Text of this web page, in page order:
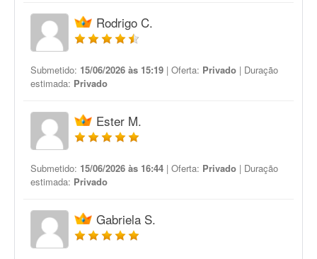
Rodrigo C.
Submetido: 15/06/2026 às 15:19 | Oferta: Privado | Duração
estimada: Privado
Ester M.
Submetido: 15/06/2026 às 16:44 | Oferta: Privado | Duração
estimada: Privado
Gabriela S.